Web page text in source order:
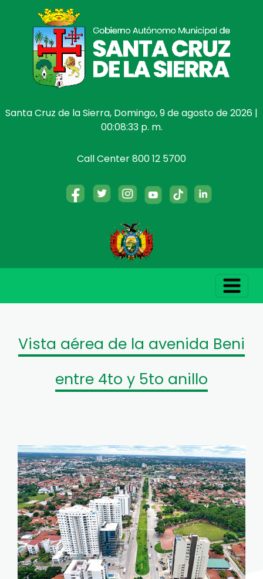
Santa Cruz de la Sierra, Domingo, 9 de agosto de 2026 |
00:08:33 p. m.
Call Center 800 12 5700
Vista aérea de la avenida Beni
entre 4to y 5to anillo